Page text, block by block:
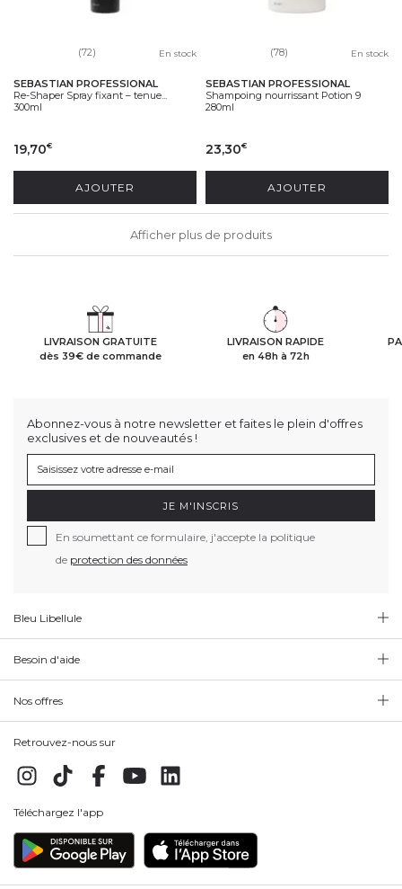
(72) En stock
SEBASTIAN PROFESSIONAL
Re-Shaper Spray fixant – tenue...
300ml
19,70€
AJOUTER
(78) En stock
SEBASTIAN PROFESSIONAL
Shampoing nourrissant Potion 9
280ml
23,30€
AJOUTER
Afficher plus de produits
LIVRAISON GRATUITE
dès 39€ de commande
LIVRAISON RAPIDE
en 48h à 72h
Abonnez-vous à notre newsletter et faites le plein d'offres
exclusives et de nouveautés !
JE M'INSCRIS
En soumettant ce formulaire, j'accepte la politique
de protection des données
Bleu Libellule
Besoin d'aide
Nos offres
Retrouvez-nous sur
Téléchargez l'app